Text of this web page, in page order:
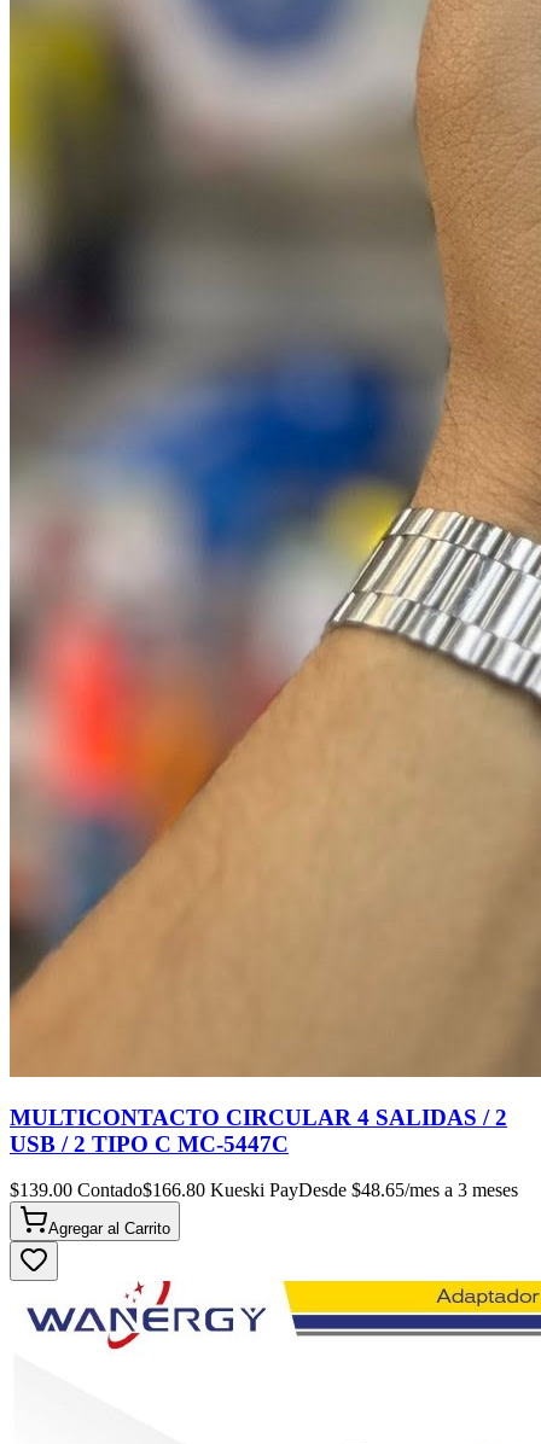
MULTICONTACTO CIRCULAR 4 SALIDAS / 2
USB / 2 TIPO C MC-5447C
$139.00 Contado$166.80 Kueski PayDesde $48.65/mes a 3 meses
Agregar al Carrito